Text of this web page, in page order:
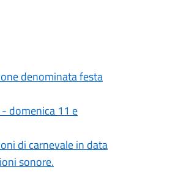
denominata festa
domenica 11 e
di carnevale in data
sonore.